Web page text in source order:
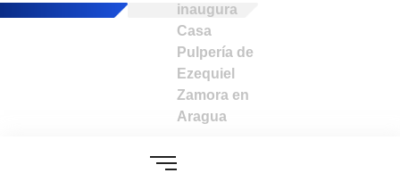
inaugura
Casa
Pulpería de
Ezequiel
Zamora en
Aragua